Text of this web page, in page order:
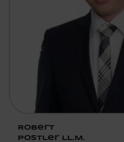
Robert
Postler LL.M.